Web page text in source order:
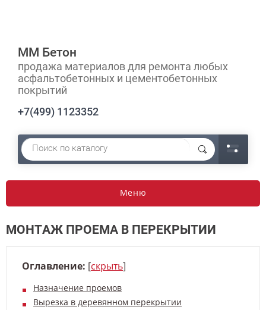
ММ Бетон
продажа материалов для ремонта любых
асфальтобетонных и цементобетонных
покрытий
+7(499) 1123352
Меню
МОНТАЖ ПРОЕМА В ПЕРЕКРЫТИИ
Оглавление: [скрыть]
Назначение проемов
Вырезка в деревянном перекрытии